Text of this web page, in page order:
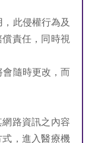
此侵權行為及
責任，同時視
隨時更改，而
路資訊之內容
，進入醫療機